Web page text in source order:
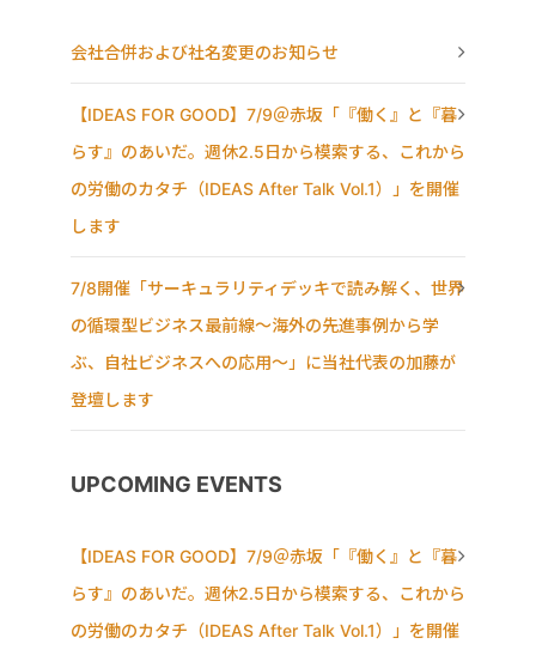
会社合併および社名変更のお知らせ
【IDEAS FOR GOOD】7/9＠赤坂「『働く』と『暮
らす』のあいだ。週休2.5日から模索する、これから
の労働のカタチ（IDEAS After Talk Vol.1）」を開催
します
7/8開催「サーキュラリティデッキで読み解く、世界
の循環型ビジネス最前線〜海外の先進事例から学
ぶ、自社ビジネスへの応用〜」に当社代表の加藤が
登壇します
UPCOMING EVENTS
【IDEAS FOR GOOD】7/9＠赤坂「『働く』と『暮
らす』のあいだ。週休2.5日から模索する、これから
の労働のカタチ（IDEAS After Talk Vol.1）」を開催